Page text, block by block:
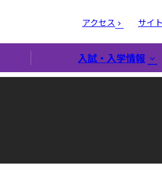
アクセス サイ
入試・入学情報